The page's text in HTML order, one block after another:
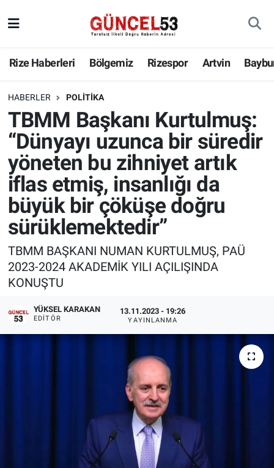
Rize Haberleri Bölgemiz Rizespor Artvin
HABERLER POLITIKA
TBMM Başkanı Kurtulmuş:
“Dünyayı uzunca bir süredir
yöneten bu zihniyet artık
iflas etmiş, insanlığı da
büyük bir çöküşe doğru
sürüklemektedir”
TBMM BAŞKANI NUMAN KURTULMUŞ, PAÜ
2023-2024 AKADEMİK YILI AÇILIŞINDA
KONUŞTU
YÜKSEL KARAKAN
EDITÖR
13.11.2023 - 19:26
YAYINLANMA